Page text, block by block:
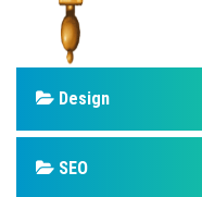
Design
SEO